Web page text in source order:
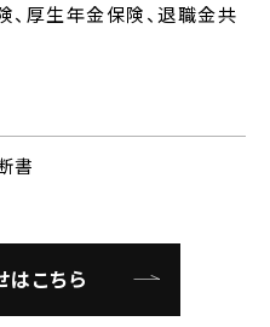
、厚生年金保険、退職金共
書
こちら